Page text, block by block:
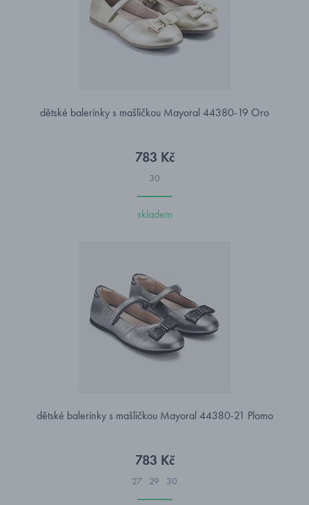
dětské balerínky s mašličkou Mayoral 44380-19 Oro
783 Kč
30
skladem
dětské balerínky s mašličkou Mayoral 44380-21 Plomo
783 Kč
27 29 30